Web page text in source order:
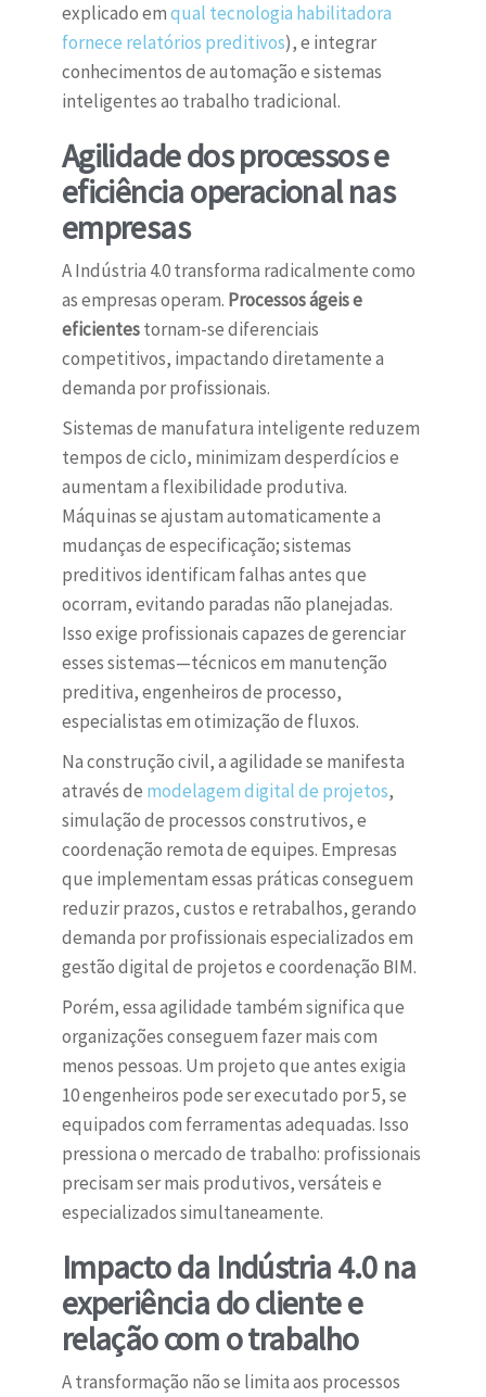
explicado emqual tecnologia habilitadora
fornece relatórios preditivos), e integrar
conhecimentos de automação e sistemas
inteligentes ao trabalho tradicional.
Agilidade dos processos e
eficiência operacional nas
empresas
A Indústria 4.0 transforma radicalmente como
as empresas operam. Processos ágeis e
eficientestornam-se diferenciais
competitivos, impactando diretamente a
demanda por profissionais.
Sistemas de manufatura inteligente reduzem
tempos de ciclo, minimizam desperdícios e
aumentam a flexibilidade produtiva.
Máquinas se ajustam automaticamente a
mudanças de especificação; sistemas
preditivos identificam falhas antes que
ocorram, evitando paradas não planejadas.
Isso exige profissionais capazes de gerenciar
esses sistemas—técnicos em manutenção
preditiva, engenheiros de processo,
especialistas em otimização de fluxos.
Na construção civil, a agilidade se manifesta
através de modelagem digital de projetos,
simulação de processos construtivos, e
coordenação remota de equipes. Empresas
que implementam essas práticas conseguem
reduzir prazos, custos e retrabalhos, gerando
demanda por profissionais especializados em
gestão digital de projetos e coordenação BIM.
Porém, essa agilidade também significa que
organizações conseguem fazer mais com
menos pessoas. Um projeto que antes exigia
10 engenheiros pode ser executado por 5, se
equipados com ferramentas adequadas. Isso
pressiona o mercado de trabalho: profissionais
precisam ser mais produtivos, versáteis e
especializados simultaneamente.
Impacto da Indústria 4.0 na
experiência do cliente e
relação com o trabalho
A transformação não se limita aos processos